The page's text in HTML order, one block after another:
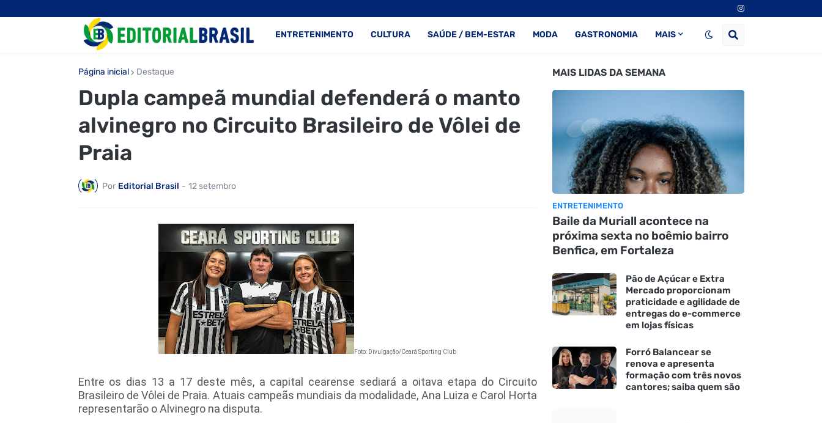
ENTRETENIMENTO CULTURA SAÚDE / BEM-ESTAR MODA GASTRONOMIA MAIS
Página inicial Destaque
Dupla campeã mundial defenderá o manto
alvinegro no Circuito Brasileiro de Vôlei de
Praia
Por Editorial Brasil - 12 setembro
Foto: Divulgação/Ceará Sporting Club
Entre os dias 13 a 17 deste mês, a capital cearense sediará a oitava etapa do Circuito
Brasileiro de Vôlei de Praia. Atuais campeãs mundiais da modalidade, Ana Luiza e Carol Horta
representarão o Alvinegro na disputa.
MAIS LIDAS DA SEMANA
ENTRETENIMENTO
Baile da Muriall acontece na
próxima sexta no boêmio bairro
Benfica, em Fortaleza
Pão de Açúcar e Extra
Mercado proporcionam
praticidade e agilidade de
entregas do e-commerce
em lojas físicas
Forró Balancear se
renova e apresenta
formação com três novos
cantores; saiba quem são